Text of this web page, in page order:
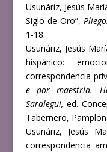
Usunáriz, Jesús
Siglo de Oro”,
1-18.
Usunáriz, Jesús
hispánico:
correspondencia
e por maestría.
Saralegui, ed.
Tabernero,
Usunáriz, Jesús
correspondencia